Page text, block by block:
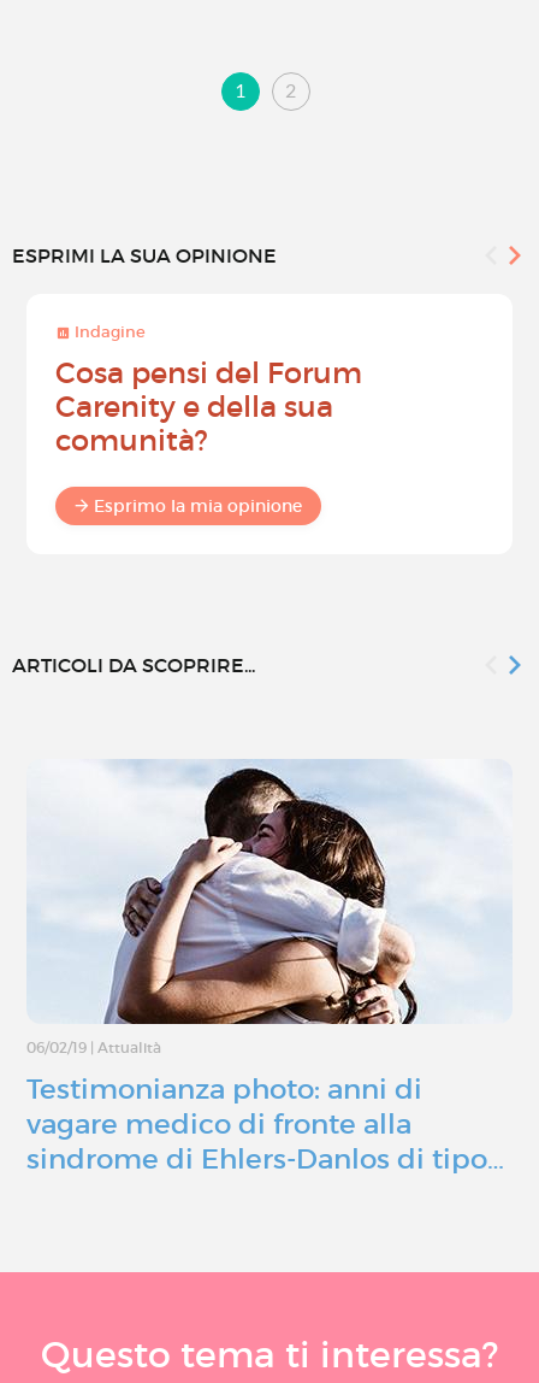
1 2
ESPRIMI LA SUA OPINIONE
Indagine
Cosa pensi del Forum
Carenity e della sua
comunità?
Esprimo la mia opinione
ARTICOLI DA SCOPRIRE...
06/02/19 Attualità
Testimonianza photo: anni di
vagare medico di fronte alla
sindrome di Ehlers-Danlos di tipo…
Questo tema ti interessa?